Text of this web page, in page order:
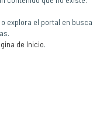
explora el portal en busca
de Inicio.